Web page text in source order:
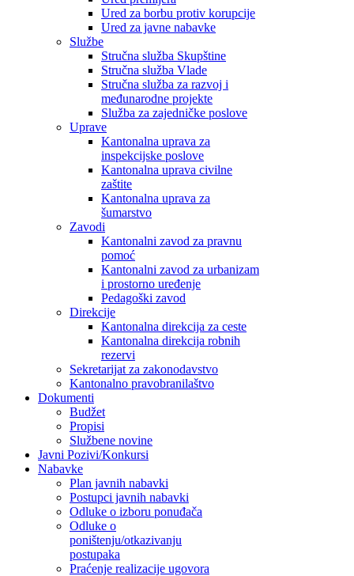
Ured za borbu protiv korupcije
Ured za javne nabavke
Službe
Stručna služba Skupštine
Stručna služba Vlade
Stručna služba za razvoj i
međunarodne projekte
Služba za zajedničke poslove
Uprave
Kantonalna uprava za
inspekcijske poslove
Kantonalna uprava civilne
zaštite
Kantonalna uprava za
šumarstvo
Zavodi
Kantonalni zavod za pravnu
pomoć
Kantonalni zavod za urbanizam
i prostorno uređenje
Pedagoški zavod
Direkcije
Kantonalna direkcija za ceste
Kantonalna direkcija robnih
rezervi
Sekretarijat za zakonodavstvo
Kantonalno pravobranilaštvo
Dokumenti
Budžet
Propisi
Službene novine
Javni Pozivi/Konkursi
Nabavke
Plan javnih nabavki
Postupci javnih nabavki
Odluke o izboru ponuđača
Odluke o
poništenju/otkazivanju
postupaka
Praćenje realizacije ugovora